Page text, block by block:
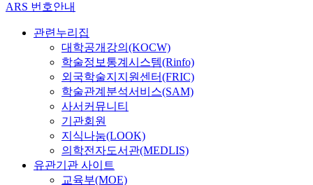
ARS 번호안내
관련누리집
대학공개강의(KOCW)
학술정보통계시스템(Rinfo)
외국학술지지원센터(FRIC)
학술관계분석서비스(SAM)
사서커뮤니티
기관회원
지식나눔(LOOK)
의학전자도서관(MEDLIS)
유관기관 사이트
교육부(MOE)